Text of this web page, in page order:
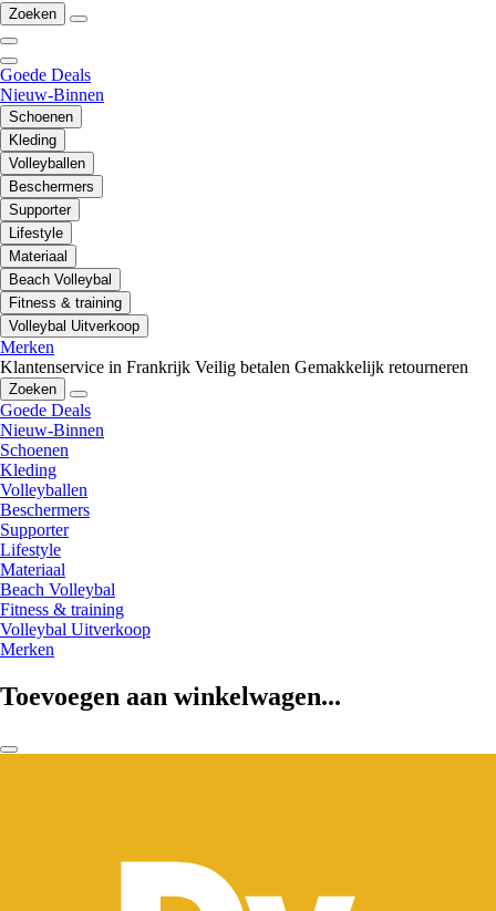
Zoeken
Goede Deals
Nieuw-Binnen
Schoenen
Kleding
Volleyballen
Beschermers
Supporter
Lifestyle
Materiaal
Beach Volleybal
Fitness & training
Volleybal Uitverkoop
Merken
Klantenservice in Frankrijk Veilig betalen Gemakkelijk retourneren
Zoeken
Goede Deals
Nieuw-Binnen
Schoenen
Kleding
Volleyballen
Beschermers
Supporter
Lifestyle
Materiaal
Beach Volleybal
Fitness & training
Volleybal Uitverkoop
Merken
Toevoegen aan winkelwagen...